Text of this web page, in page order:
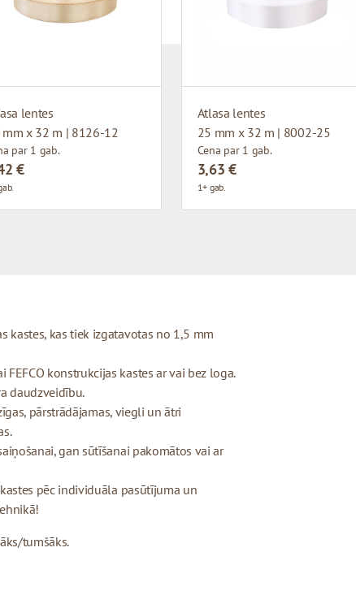
lentes
mm x 32 m | 8126-12
par 1 gab.
€
Atlasa lentes
25 mm x 32 m | 8002-25
Cena par 1 gab.
3,63 €
1+ gab.
kastes, kas tiek izgatavotas no 1,5 mm
konstrukcijas kastes ar vai bez loga.
daudzveidību.
pārstrādājamas, viegli un ātri
gan sūtīšanai pakomātos vai ar
pēc individuāla pasūtījuma un
tumšāks.